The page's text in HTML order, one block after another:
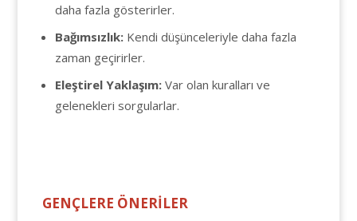
daha fazla gösterirler.
Bağımsızlık:Kendi düşünceleriyle daha fazla
zaman geçirirler.
Eleştirel Yaklaşım:Var olan kuralları ve
gelenekleri sorgularlar.
GENÇLERE ÖNERİLER